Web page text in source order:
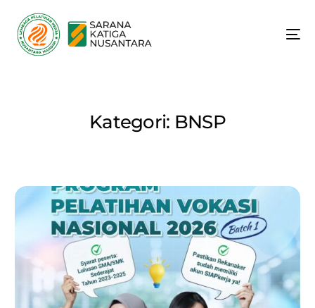
Kategori: BNSP